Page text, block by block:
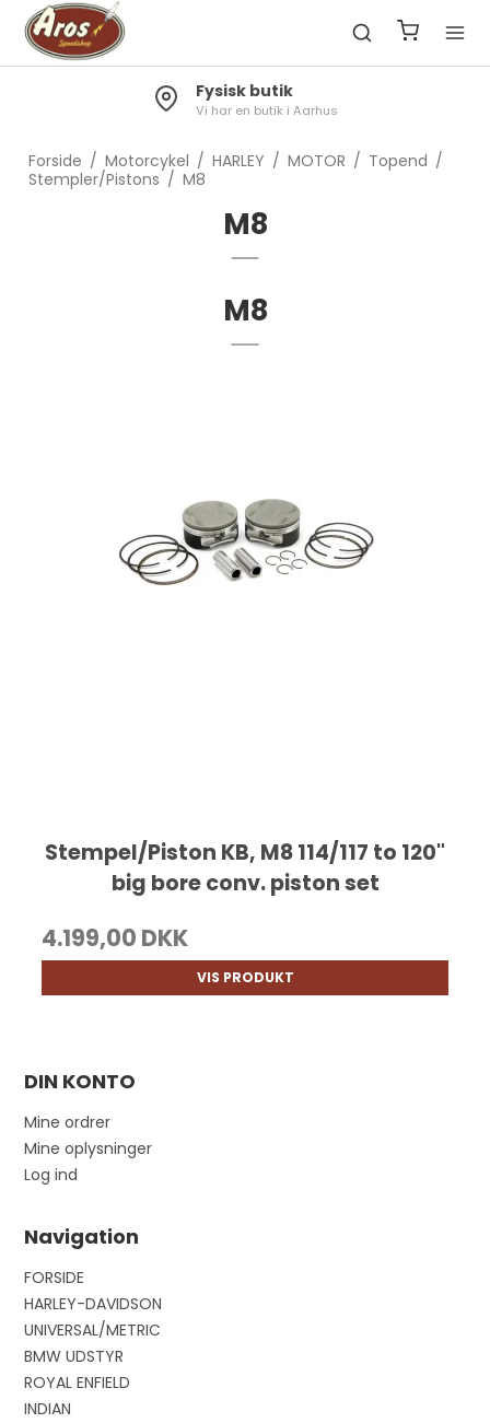
Fysisk butik
Vi har en butik i Aarhus
Forside / Motorcykel / HARLEY / MOTOR / Topend /
Stempler/Pistons / M8
M8
M8
Stempel/Piston KB, M8 114/117 to 120"
big bore conv. piston set
4.199,00 DKK
VIS PRODUKT
DIN KONTO
Mine ordrer
Mine oplysninger
Log ind
Navigation
FORSIDE
HARLEY-DAVIDSON
UNIVERSAL/METRIC
BMW UDSTYR
ROYAL ENFIELD
INDIAN